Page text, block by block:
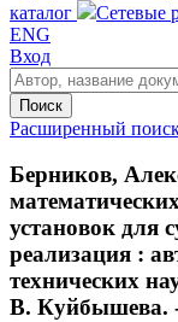
каталог
Сетевые
ENG
Вход
Поиск
Расширенный
Берников,
установок для
реализация :
технических
В. Куйбышева.